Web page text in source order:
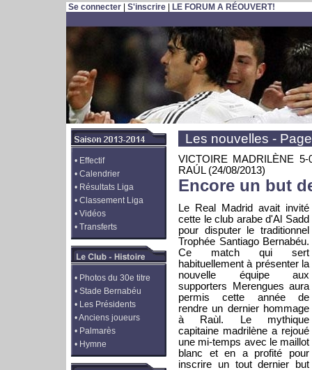
Se connecter S'inscrire LE FORUM A RÉOUVERT!
• Effectif
• Calendrier
• Résultats Liga
• Classement Liga
• Vidéos
• Transferts
• Photos du 30e titre
• Stade Bernabéu
• Les Présidents
•Anciens joueurs
• Palmarès
• Hymne
Les nouvelles -
VICTOIRE MADRILÈNE
RAÚL(24/08/2013)
Encore un but
Le Real Madrid avait invité
cette le club arabe d'Al Sadd
pour disputer le traditionnel
Trophée Santiago Bernabéu.
Ce match qui sert
habituellement à présenter la
nouvelle équipe aux
supporters Merengues aura
permis cette année de
rendre un dernier hommage
à Raùl. Le mythique
capitaine madrilène a rejoué
une mi-temps avec le maillot
blanc et en a profité pour
inscrire un tout dernier but